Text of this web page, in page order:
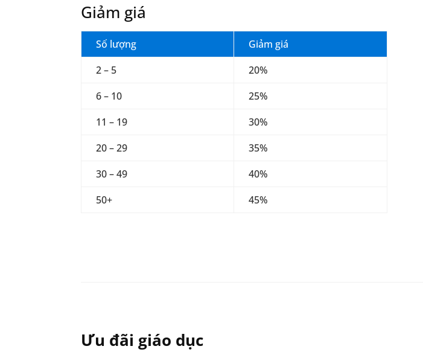
Giảm giá
Số lượng
Giảm giá
2 – 5
20%
6 – 10
25%
11 – 19
30%
20 – 29
35%
30 – 49
40%
50+
45%
Ưu đãi giáo dục